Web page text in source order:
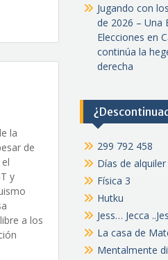
la
de
y
a los
Jugando con
de 2026 – Una
Elecciones en
continúa la
derecha
299 792 458
Días de alquiler
Física 3
Hutku
Jess… Jecca
La casa de
Mentalmente